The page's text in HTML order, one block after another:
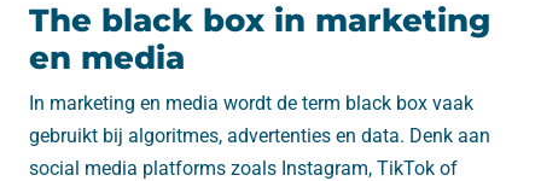
The black box in marketing
en media
In marketing en media wordt de term black box vaak
gebruikt bij algoritmes, advertenties en data. Denk aan
social media platforms zoals Instagram, TikTok of